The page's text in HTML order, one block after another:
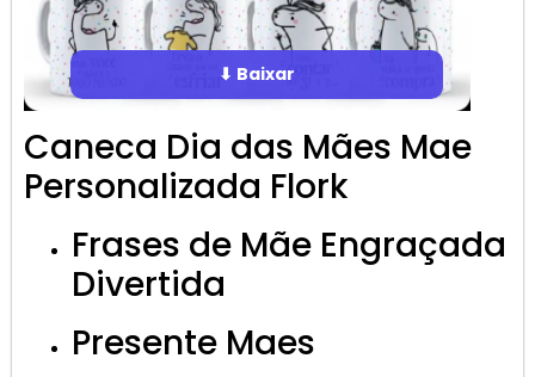
⬇ Baixar
Caneca Dia das Mães Mae
Personalizada Flork
Frases de Mãe Engraçada
Divertida
Presente Maes